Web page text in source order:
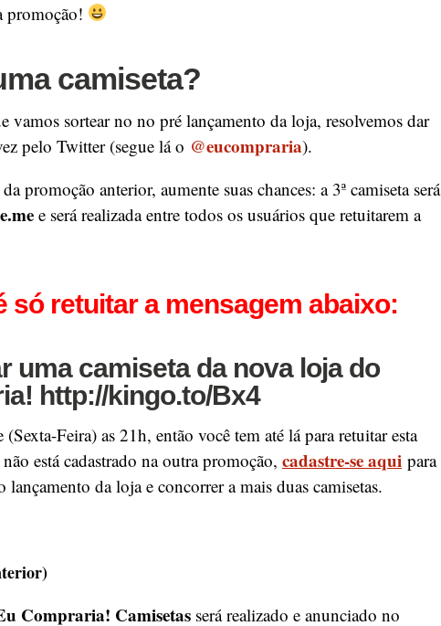
promoção!
camiseta?
vamos sortear no no pré lançamento da loja, resolvemos dar
pelo Twitter (segue lá o @eucompraria).
promoção anterior, aumente suas chances: a 3ª camiseta será
e será realizada entre todos os usuários que retuitarem a
só retuitar a mensagem abaixo:
uma camiseta da nova loja do
http://kingo.to/Bx4
Feira) as 21h, então você tem até lá para retuitar esta
está cadastrado na outra promoção, cadastre-se aqui para
lançamento da loja e concorrer a mais duas camisetas.
Compraria! Camisetas será realizado e anunciado no